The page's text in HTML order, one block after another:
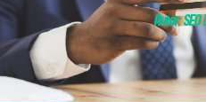
Autor: